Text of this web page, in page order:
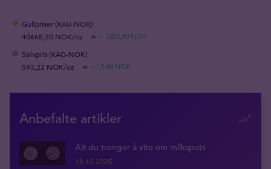
Gullpriser (XAU-NOK)
40668,20 NOK/oz
+ 1205,80 NOK
Sølvpris (XAG-NOK)
593,22 NOK/oz
+ 13,44 NOK
Anbefalte artikler
Alt du trenger å vite om milkspots
18.12.2025